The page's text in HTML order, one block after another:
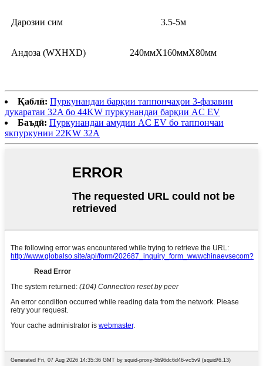
Дарозии сим 3.5-5м
Андоза (WXHXD) 240ммX160ммX80мм
Қаблӣ: Пуркунандаи барқии таппончаҳои 3-фазавии
дукаратаи 32A бо 44KW пуркунандаи барқии AC EV
Баъдӣ: Пуркунандаи амудии AC EV бо таппончаи
якпуркунии 22KW 32A